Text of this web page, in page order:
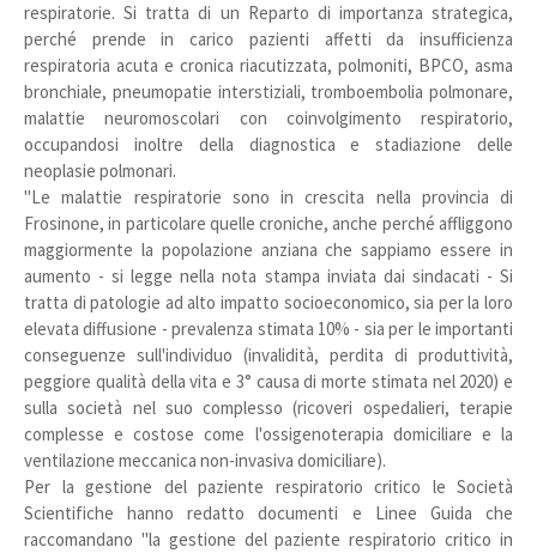
respiratorie. Si tratta di un Reparto di importanza strategica,
perché prende in carico pazienti affetti da insufficienza
respiratoria acuta e cronica riacutizzata, polmoniti, BPCO, asma
bronchiale, pneumopatie interstiziali, tromboembolia polmonare,
malattie neuromoscolari con coinvolgimento respiratorio,
occupandosi inoltre della diagnostica e stadiazione delle
neoplasie polmonari.
"Le malattie respiratorie sono in crescita nella provincia di
Frosinone, in particolare quelle croniche, anche perché affliggono
maggiormente la popolazione anziana che sappiamo essere in
aumento - si legge nella nota stampa inviata dai sindacati - Si
tratta di patologie ad alto impatto socioeconomico, sia per la loro
elevata diffusione - prevalenza stimata 10% - sia per le importanti
conseguenze sull'individuo (invalidità, perdita di produttività,
peggiore qualità della vita e 3° causa di morte stimata nel 2020) e
sulla società nel suo complesso (ricoveri ospedalieri, terapie
complesse e costose come l'ossigenoterapia domiciliare e la
ventilazione meccanica non-invasiva domiciliare).
Per la gestione del paziente respiratorio critico le Società
Scientifiche hanno redatto documenti e Linee Guida che
raccomandano "la gestione del paziente respiratorio critico in